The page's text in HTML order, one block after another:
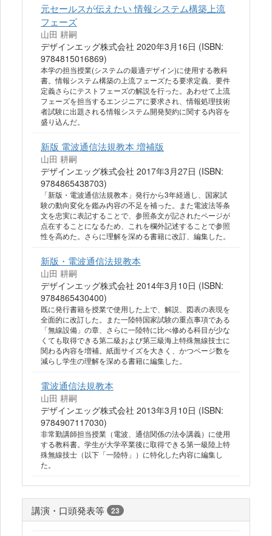
元セールスが伝えたい 情報システム構築上流
フェーズ
山田 耕嗣
デザインエッグ株式会社 2020年3月16日 (ISBN:
9784815016869)
本学の担当授業(システムの最適デザイン)に使用する教科
書。情報システム構築の上流フェーズたる要求定義、要件
定義さらにテストフェーズの解説を行った。あわせて上流
フェーズを担当するエンジニアに要求され、情報処理技術
者試験に出題される情報システム開発契約に関する内容を
盛り込んだ。
新版 電波通信法規教本 増補版
山田 耕嗣
デザインエッグ株式会社 2017年3月27日 (ISBN:
9784865438703)
「新版・電波通信法規教本」発行から3年経過し、国家試
験の動向変化を鑑み内容の不足を補った。また電波法等条
文を忠実に表記することで、参照条文が記されたページが
点在することになるため、これを欄外記述することで参照
性を高めた。さらに理解を深める書籍に改訂、編集した。
新版・電波通信法規教本
山田 耕嗣
デザインエッグ株式会社 2014年3月10日 (ISBN:
9784865430400)
既に発行書籍を授業で使用した上で、解説、図表の表現を
全面的に改訂した。また一陸特国家試験の重点事項である
「無線設備」の章、さらに一陸特に比べ修める科目が少な
くても取得できる第二級および第三級海上特殊無線技士に
関わる内容を増補。紙面サイズを大きく、かつページ数を
減らし学生の理解を深める書籍に編集した。
電波通信法規教本
山田 耕嗣
デザインエッグ株式会社 2013年3月10日 (ISBN:
9784907117030)
非常勤講師担当授業（電波、通信関係の法令講義）に使用
する教科書。学生が大学卒業後に取得できる第一級陸上特
殊無線技士（以下「一陸特」）に特化した内容に編集し
た。
講演・口頭発表等 23